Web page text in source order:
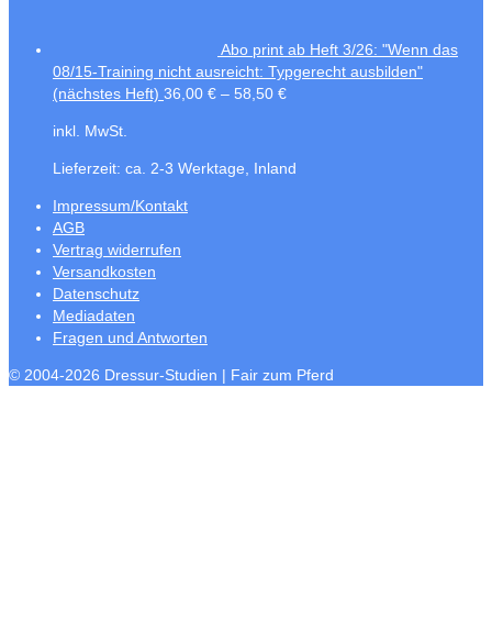
Abo print ab Heft 3/26: "Wenn das
08/15-Training nicht ausreicht: Typgerecht ausbilden"
(nächstes Heft) 36,00 € – 58,50 €
inkl. MwSt.
Lieferzeit: ca. 2-3 Werktage, Inland
Impressum/Kontakt
AGB
Vertrag widerrufen
Versandkosten
Datenschutz
Mediadaten
Fragen und Antworten
© 2004-2026 Dressur-Studien | Fair zum Pferd